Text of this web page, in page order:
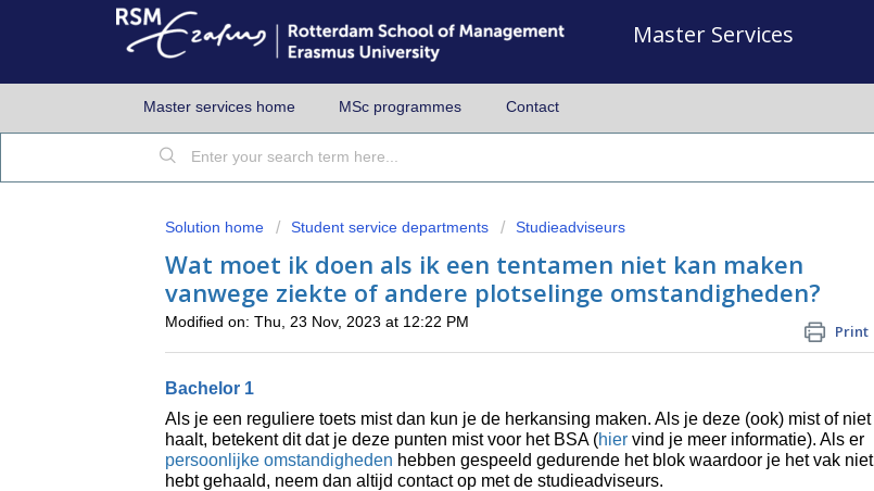
Master Services
Master services home MSc programmes Contact
Solution home Student service departments Studieadviseurs
Wat moet ik doen als ik een tentamen niet kan maken
vanwege ziekte of andere plotselinge omstandigheden?
Print
Modified on: Thu, 23 Nov, 2023 at 12:22 PM
Bachelor 1
Als je een reguliere toets mist dan kun je de herkansing maken. Als je deze (ook) mist of niet
haalt, betekent dit dat je deze punten mist voor het BSA (hier vind je meer informatie). Als er
persoonlijke omstandigheden hebben gespeeld gedurende het blok waardoor je het vak niet
hebt gehaald, neem dan altijd contact op met de studieadviseurs.